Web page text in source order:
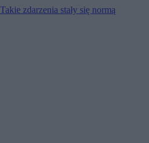
zdarzenia stały się normą